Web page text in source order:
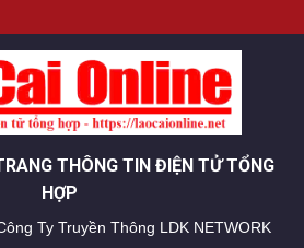
THÔNG TIN ĐIỆN TỬ TỔNG
HỢP
Ty Truyền Thông LDK NETWORK